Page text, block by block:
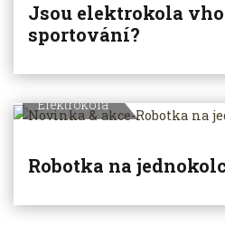
Jsou elektrokola
sportování?
Elektrokola
Robotka na